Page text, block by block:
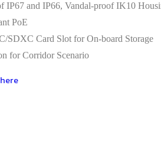
IP67 and IP66, Vandal-proof IK10
PoE
SDXC Card Slot for On-board Storage
for Corridor Scenario
here